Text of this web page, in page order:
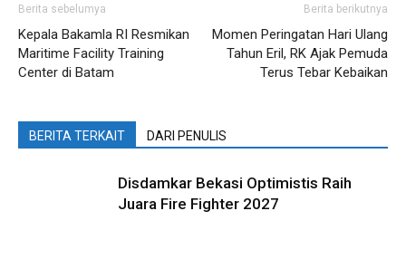
Berita sebelumya
Kepala Bakamla RI Resmikan
Maritime Facility Training
Center di Batam
Berita berikutnya
Momen Peringatan Hari Ulang
Tahun Eril, RK Ajak Pemuda
Terus Tebar Kebaikan
BERITA TERKAIT DARI PENULIS
Disdamkar Bekasi Optimistis Raih
Juara Fire Fighter 2027